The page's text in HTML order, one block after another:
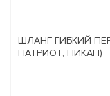
ШЛАНГ ГИБКИЙ
ПАТРИОТ, ПИКАП)